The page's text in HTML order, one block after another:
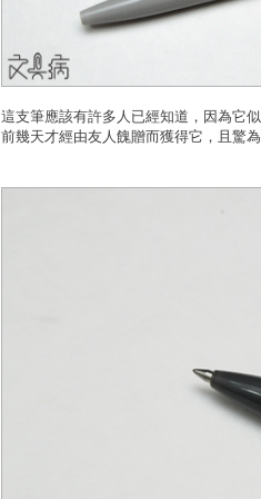
這支筆應該有許多人已經知道，因為它
前幾天才經由友人餽贈而獲得它，且驚